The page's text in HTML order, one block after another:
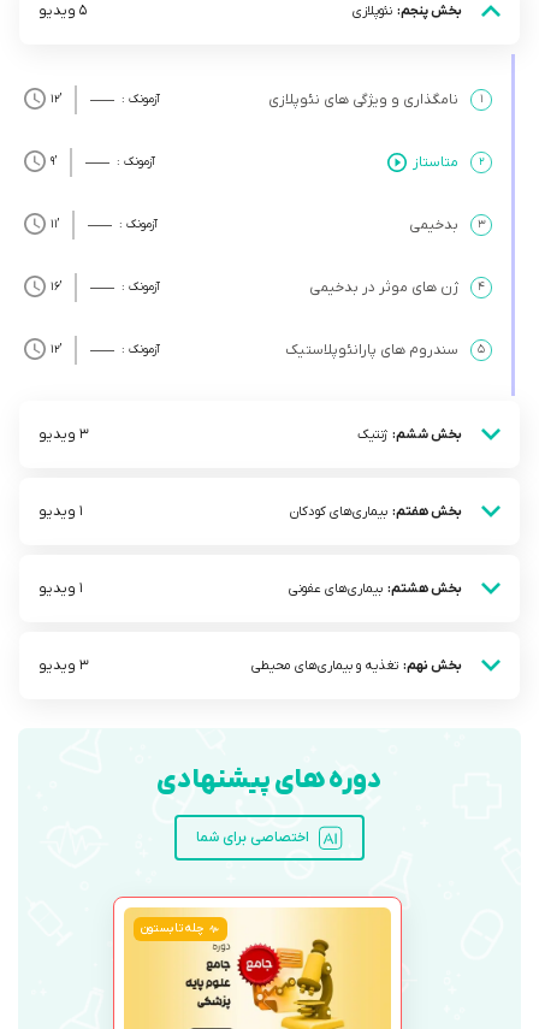
بخش پنجم: نئوپلازی 5 ویدیو
۱ نامگذاری و ویژگی های نئوپلازی آزمونک : ’12
۲ متاستاز آزمونک : ’9
۳ بدخیمی آزمونک : ’11
۴ ژن های موثر در بدخیمی آزمونک : ’16
۵ سندروم های پارانئوپلاستیک آزمونک : ’12
بخش ششم: ژنتیک 3 ویدیو
بخش هفتم: بیمار‌ی‌های کودکان 1 ویدیو
بخش هشتم: بیماری‌های عفونی 1 ویدیو
بخش نهم: تغذیه و بیماری‌های محیطی 3 ویدیو
دوره های پیشنهادی
اختصاصی برای شما
چله تابستون